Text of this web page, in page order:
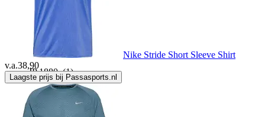
JAP Christmas
Jordan
JP 1880(1)
Kids Only (1)
Nike Stride Short Sleeve Shirt
v.a.38,90
Laagste prijs bij Passasports.nl